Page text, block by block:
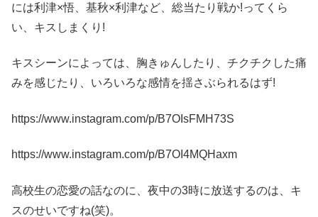
には利津×悟、基秋×利津など、総当たり戦か!ってくら
い、キスしまくり!
キスシーンによっては、胸きゅんしたり、チクチクした痛
みを感じたり、いろいろな感情を揺さぶられるはず!
https://www.instagram.com/p/B7OIsFMH73S
https://www.instagram.com/p/B7OI4MQHaxm
高校生の恋愛の話なのに、夜中の3時に放送するのは、キ
スのせいですね(笑)。